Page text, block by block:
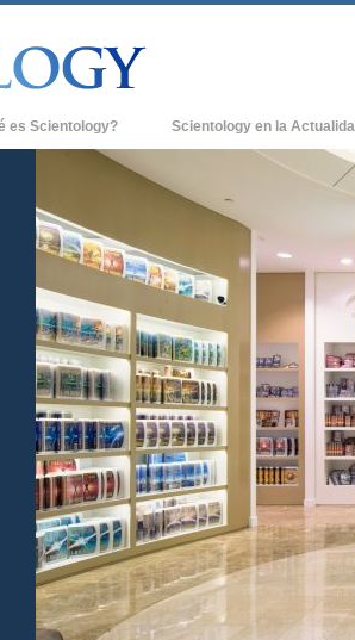
es Scientology?
y Códigos de Scientology
los Scientologists acerca de
a un Scientologist
de una Iglesia
Básicos de Scientology
a Dianética
Odio: ¿Qué es Grandeza?
Scientology en la
Nuevas Iglesias de
Organizaciones Avanzadas
Base en Tierra de Flag
Freewinds
Llevando Scientology al
David Miscavige - Líder
Scientology